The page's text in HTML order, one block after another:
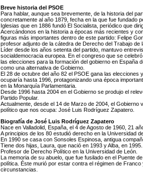
Breve historia del PSOE
Para hablar, aunque sea brevemente, de la historia del
concretamente al año 1879, fecha en la que fue fundado
Iglesias que en 1886 fundó El Socialista, periódico que
Acercándonos en la historia a épocas más recientes y
figuras más importantes dentro de este partido: Felipe
profesor adjunto de la cátedra de Derecho del Trabajo
Líder desde los años setenta del partido, mantuvo
socialdemocracia europea. En el congreso que se
las elecciones para la formación del gobierno en España
como una alternativa de Gobierno.
El 28 de octubre del año 82 el PSOE gana las
ocuparía hasta 1996, protagonizando una época
en la Monarquía Parlamentaria.
Desde 1996 hasta 2004 en el Gobierno se produjo el
Partido Popular.
Actualmente, desde el 14 de Marzo de 2004, el
político que nos ocupa: José Luis Rodríguez Zapatero.
Biografía de José Luis Rodríguez Zapatero
Nace en Valladolid, España, el 4 de Agosto de 1960, 21
A principios de los 80 estudió derecho en la Universidad
En 1990 se casa con Sonsoles Espinosa, antigua
Tiene dos hijas, Laura, que nació en 1993 y Alba, en 1995.
Profesor de Derecho Político en la Universidad de León.
La memoria de su abuelo, que fue fusilado en el Puente
política. Éste murió por estar contra el régimen de
circunstancias.